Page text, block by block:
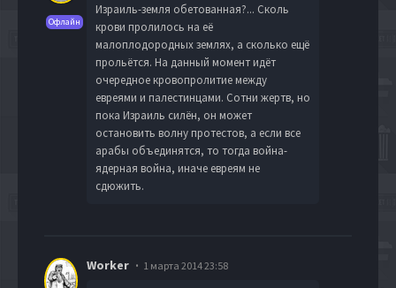
Офлайн
Израиль-земля обетованная?... Сколь
крови пролилось на её
малоплодородных землях, а сколько ещё
прольётся. На данный момент идёт
очередное кровопролитие между
евреями и палестинцами. Сотни жертв, но
пока Израиль силён, он может
остановить волну протестов, а если все
арабы объединятся, то тогда война-
ядерная война, иначе евреям не
сдюжить.
Worker 1 марта 2014 23:58